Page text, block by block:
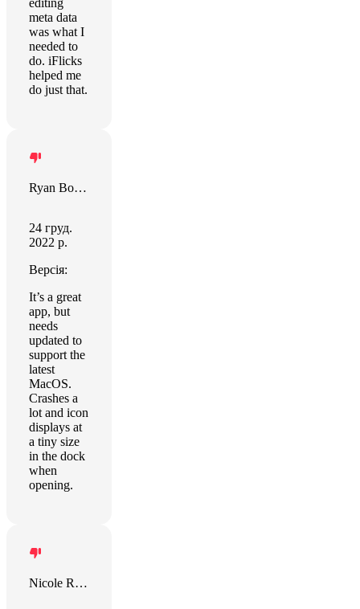
editing
meta data
was what I
needed to
do. iFlicks
helped me
do just that.
Ryan Boyle
24 груд.
2022 р.
Версія:
It’s a great
app, but
needs
updated to
support the
latest
MacOS.
Crashes a
lot and icon
displays at
a tiny size
in the dock
when
opening.
Nicole Raine